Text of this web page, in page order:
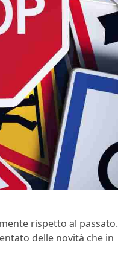
rispetto al passato.
delle novità che in